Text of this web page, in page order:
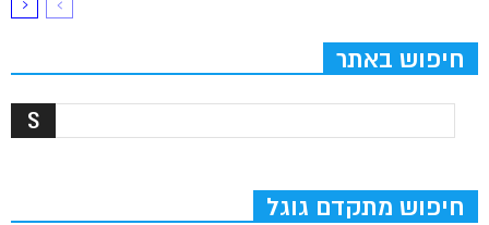
חיפוש באתר
חיפוש מתקדם גוגל